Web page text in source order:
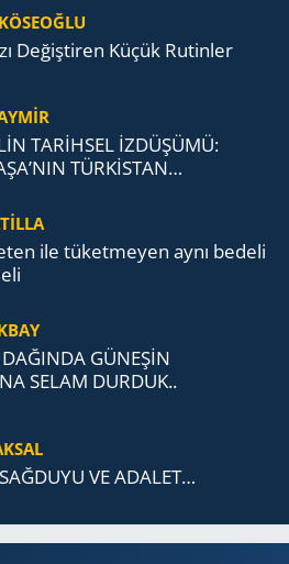
De­ğiş­ti­ren Küçük Ru­tin­ler
TARİHSEL İZDÜŞÜMÜ:
TÜRKİSTAN
UZANAN MİRASI
ile tü­ket­me­yen aynı be­de­li
GÜNEŞİN
SELAM DURDUK..
VE ADA­LET…